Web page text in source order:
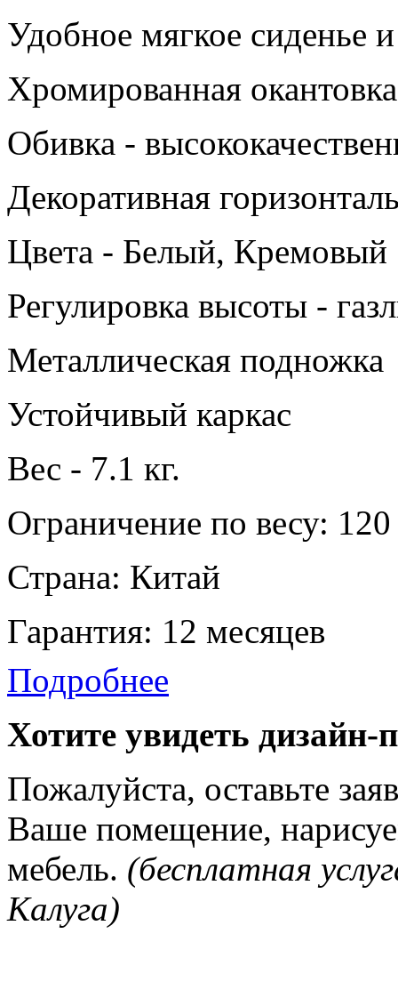
Удобное мягкое сиденье
Хромированная
Обивка -
Декоративная
Цвета - Белый, Кремовый
Регулировка высоты -
Металлическая подножка
Устойчивый каркас
Вес - 7.1 кг.
Ограничение по весу: 120
Страна: Китай
Гарантия: 12 месяцев
Подробнее
Хотите увидеть дизайн-
Пожалуйста, оставьте
Ваше помещение,
мебель. (бесплатная
Калуга)